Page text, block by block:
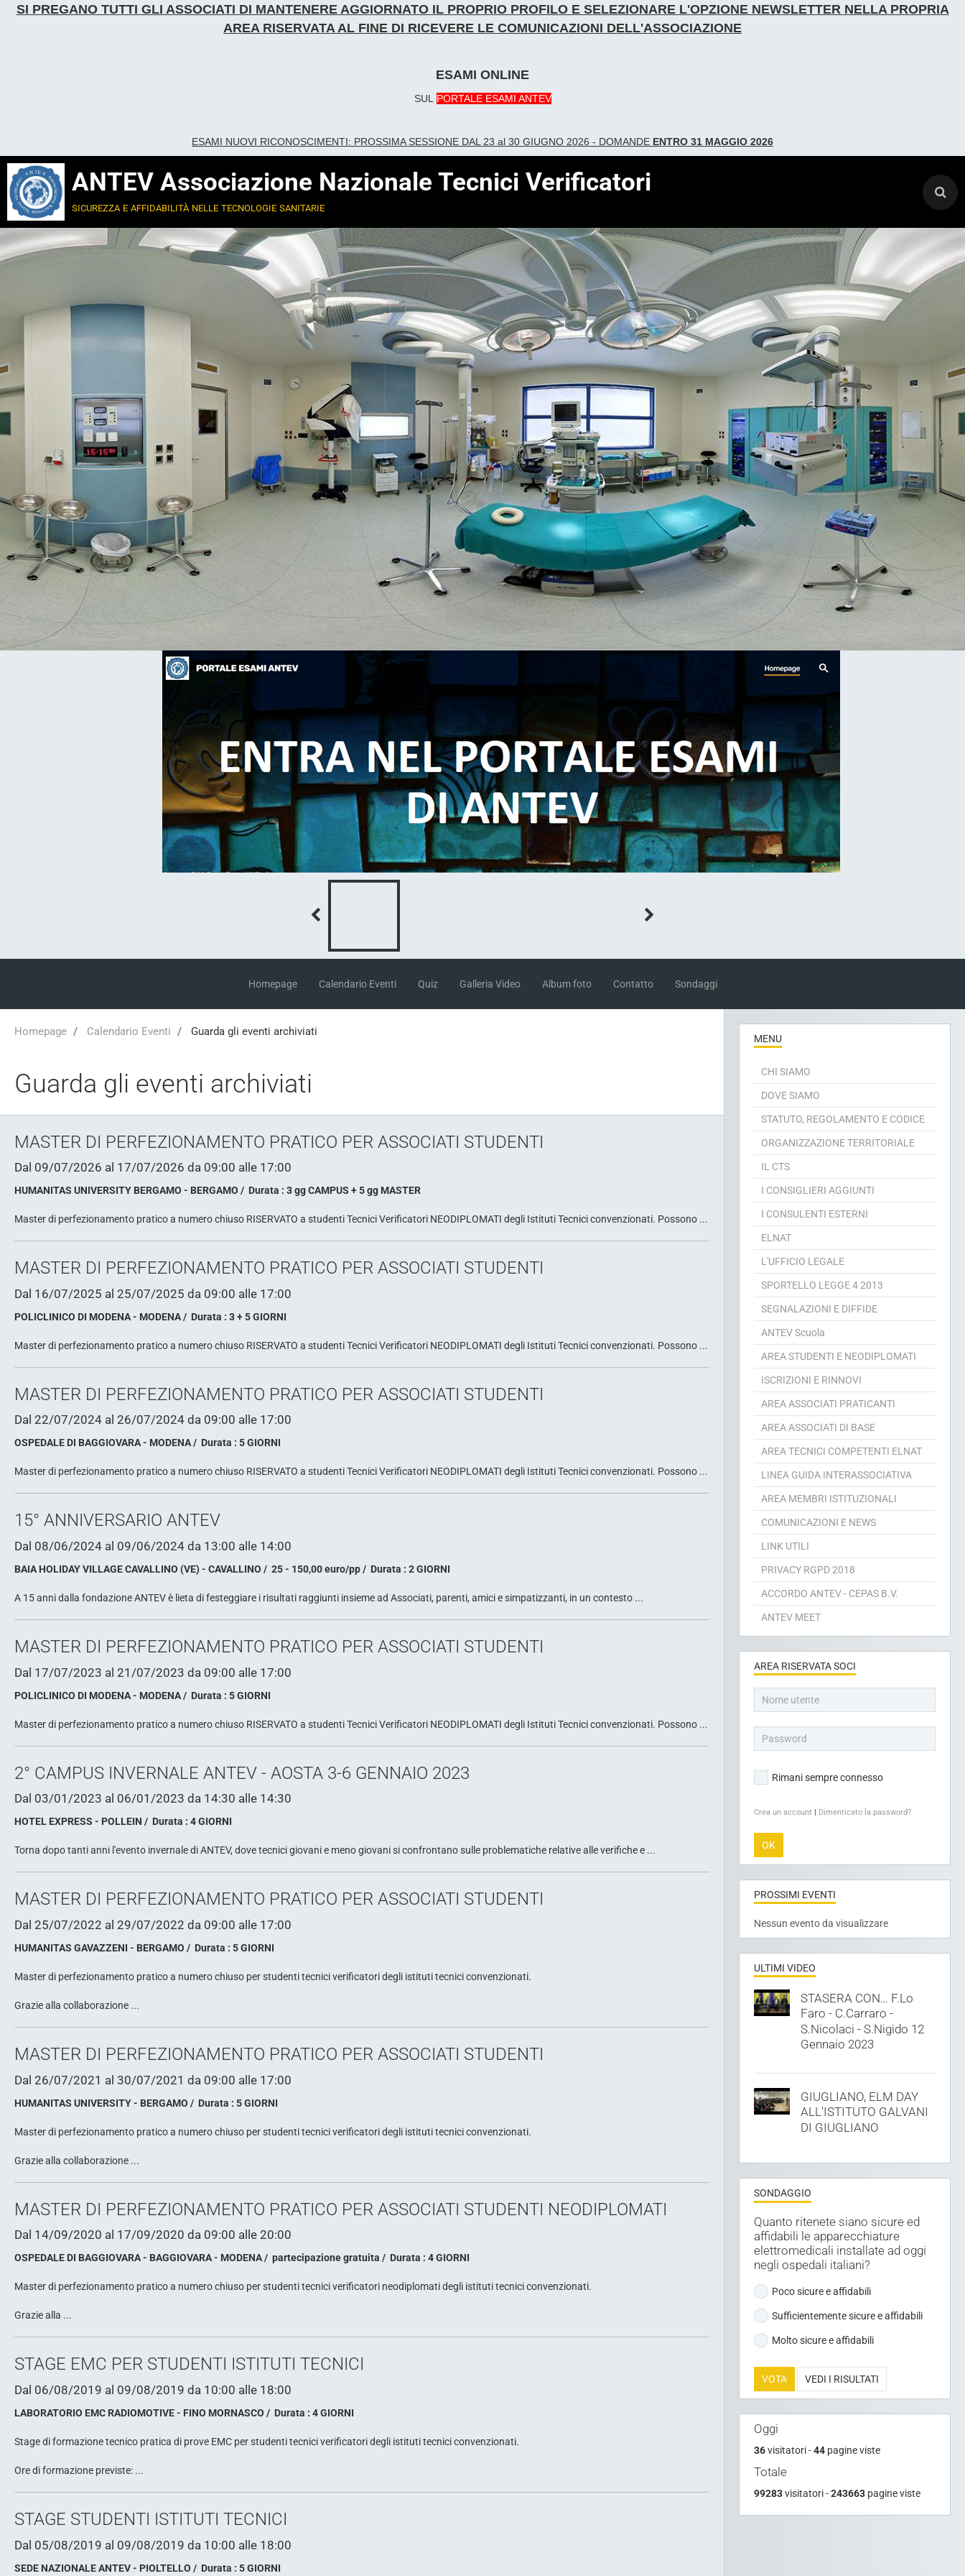
SI PREGANO TUTTI GLI ASSOCIATI DI MANTENERE AGGIORNATO IL PROPRIO PROFILO E SELEZIONARE L'OPZIONE NEWSLETTER NELLA PROPRIA
AREA RISERVATA AL FINE DI RICEVERE LE COMUNICAZIONI DELL'ASSOCIAZIONE
ESAMI ONLINE
SUL PORTALE ESAMI ANTEV
ESAMI NUOVI RICONOSCIMENTI: PROSSIMA SESSIONE DAL 23 al 30 GIUGNO 2026 - DOMANDE ENTRO 31 MAGGIO 2026
ANTEV Associazione Nazionale Tecnici Verificatori
sicurezza e affidabilità nelle tecnologie sanitarie
Homepage Calendario Eventi Quiz Galleria Video Album foto Contatto Sondaggi
Homepage Calendario Eventi Guarda gli eventi archiviati
Guarda gli eventi archiviati
MASTER DI PERFEZIONAMENTO PRATICO PER ASSOCIATI STUDENTI
Dal 09/07/2026 al 17/07/2026 da 09:00 alle 17:00
HUMANITAS UNIVERSITY BERGAMO - BERGAMO Durata : 3 gg CAMPUS + 5 gg MASTER
Master di perfezionamento pratico a numero chiuso RISERVATO a studenti Tecnici Verificatori NEODIPLOMATI degli Istituti Tecnici convenzionati. Possono ...
MASTER DI PERFEZIONAMENTO PRATICO PER ASSOCIATI STUDENTI
Dal 16/07/2025 al 25/07/2025 da 09:00 alle 17:00
POLICLINICO DI MODENA - MODENA Durata : 3 + 5 GIORNI
Master di perfezionamento pratico a numero chiuso RISERVATO a studenti Tecnici Verificatori NEODIPLOMATI degli Istituti Tecnici convenzionati. Possono ...
MASTER DI PERFEZIONAMENTO PRATICO PER ASSOCIATI STUDENTI
Dal 22/07/2024 al 26/07/2024 da 09:00 alle 17:00
OSPEDALE DI BAGGIOVARA - MODENA Durata : 5 GIORNI
Master di perfezionamento pratico a numero chiuso RISERVATO a studenti Tecnici Verificatori NEODIPLOMATI degli Istituti Tecnici convenzionati. Possono ...
15° ANNIVERSARIO ANTEV
Dal 08/06/2024 al 09/06/2024 da 13:00 alle 14:00
BAIA HOLIDAY VILLAGE CAVALLINO (VE) - CAVALLINO 25 - 150,00 euro/pp Durata : 2 GIORNI
A 15 anni dalla fondazione ANTEV è lieta di festeggiare i risultati raggiunti insieme ad Associati, parenti, amici e simpatizzanti, in un contesto ...
MASTER DI PERFEZIONAMENTO PRATICO PER ASSOCIATI STUDENTI
Dal 17/07/2023 al 21/07/2023 da 09:00 alle 17:00
POLICLINICO DI MODENA - MODENA Durata : 5 GIORNI
Master di perfezionamento pratico a numero chiuso RISERVATO a studenti Tecnici Verificatori NEODIPLOMATI degli Istituti Tecnici convenzionati. Possono ...
2° CAMPUS INVERNALE ANTEV - AOSTA 3-6 GENNAIO 2023
Dal 03/01/2023 al 06/01/2023 da 14:30 alle 14:30
HOTEL EXPRESS - POLLEIN Durata : 4 GIORNI
Torna dopo tanti anni l'evento invernale di ANTEV, dove tecnici giovani e meno giovani si confrontano sulle problematiche relative alle verifiche e ...
MASTER DI PERFEZIONAMENTO PRATICO PER ASSOCIATI STUDENTI
Dal 25/07/2022 al 29/07/2022 da 09:00 alle 17:00
HUMANITAS GAVAZZENI - BERGAMO Durata : 5 GIORNI
Master di perfezionamento pratico a numero chiuso per studenti tecnici verificatori degli istituti tecnici convenzionati.
Grazie alla collaborazione ...
MASTER DI PERFEZIONAMENTO PRATICO PER ASSOCIATI STUDENTI
Dal 26/07/2021 al 30/07/2021 da 09:00 alle 17:00
HUMANITAS UNIVERSITY - BERGAMO Durata : 5 GIORNI
Master di perfezionamento pratico a numero chiuso per studenti tecnici verificatori degli istituti tecnici convenzionati.
Grazie alla collaborazione ...
MASTER DI PERFEZIONAMENTO PRATICO PER ASSOCIATI STUDENTI NEODIPLOMATI
Dal 14/09/2020 al 17/09/2020 da 09:00 alle 20:00
OSPEDALE DI BAGGIOVARA - BAGGIOVARA - MODENA partecipazione gratuita Durata : 4 GIORNI
Master di perfezionamento pratico a numero chiuso per studenti tecnici verificatori neodiplomati degli istituti tecnici convenzionati.
Grazie alla ...
STAGE EMC PER STUDENTI ISTITUTI TECNICI
Dal 06/08/2019 al 09/08/2019 da 10:00 alle 18:00
LABORATORIO EMC RADIOMOTIVE - FINO MORNASCO Durata : 4 GIORNI
Stage di formazione tecnico pratica di prove EMC per studenti tecnici verificatori degli istituti tecnici convenzionati.
Ore di formazione previste: ...
STAGE STUDENTI ISTITUTI TECNICI
Dal 05/08/2019 al 09/08/2019 da 10:00 alle 18:00
MENU
CHI SIAMO
DOVE SIAMO
STATUTO, REGOLAMENTO E CODICE
ORGANIZZAZIONE TERRITORIALE
IL CTS
I CONSIGLIERI AGGIUNTI
I CONSULENTI ESTERNI
ELNAT
L'UFFICIO LEGALE
SPORTELLO LEGGE 4 2013
SEGNALAZIONI E DIFFIDE
ANTEV Scuola
AREA STUDENTI E NEODIPLOMATI
ISCRIZIONI E RINNOVI
AREA ASSOCIATI PRATICANTI
AREA ASSOCIATI DI BASE
AREA TECNICI COMPETENTI ELNAT
LINEA GUIDA INTERASSOCIATIVA
AREA MEMBRI ISTITUZIONALI
COMUNICAZIONI E NEWS
LINK UTILI
PRIVACY RGPD 2018
ACCORDO ANTEV - CEPAS B.V.
ANTEV MEET
AREA RISERVATA SOCI
Rimani sempre connesso
| Dimenticato la password?
OK
PROSSIMI EVENTI
Nessun evento da visualizzare
ULTIMI VIDEO
STASERA CON… F.Lo
Faro - C.Carraro -
S.Nicolaci - S.Nigido 12
Gennaio 2023
GIUGLIANO, ELM DAY
ALL'ISTITUTO GALVANI
DI GIUGLIANO
SONDAGGIO
Quanto ritenete siano sicure ed
affidabili le apparecchiature
elettromedicali installate ad oggi
negli ospedali italiani?
Poco sicure e affidabili
Sufficientemente sicure e affidabili
Molto sicure e affidabili
VOTA VEDI I RISULTATI
Oggi
36 visitatori - 44 pagine viste
Totale
99283 visitatori - 243663 pagine viste